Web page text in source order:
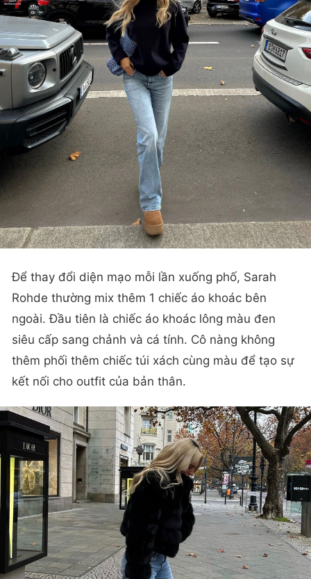
Để thay đổi diện mạo mỗi lần xuống phố, Sarah
Rohde thường mix thêm 1 chiếc áo khoác bên
ngoài. Đầu tiên là chiếc áo khoác lông màu đen
siêu cấp sang chảnh và cá tính. Cô nàng không
thêm phối thêm chiếc túi xách cùng màu để tạo sự
kết nối cho outfit của bản thân.